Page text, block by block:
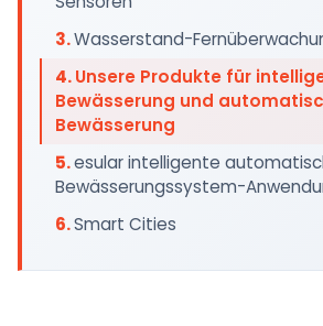
Wasserstand-
Unsere Produkte für
Bewässerung und
Bewässerung
esular intelligente
Bewässerungssystem-
Smart Cities